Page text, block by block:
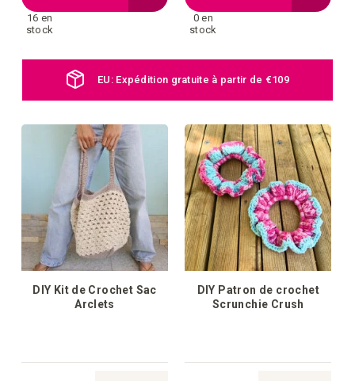
16 en
stock
liste
d'achats
0 en
stock
liste
EU: Expédition gratuite à partir de €109
DIY Kit de Crochet Sac
Arclets
DIY Patron de crochet
Scrunchie Crush